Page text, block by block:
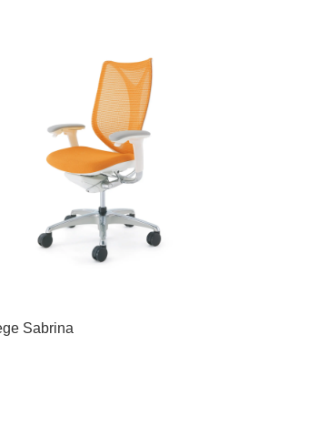
Sabrina